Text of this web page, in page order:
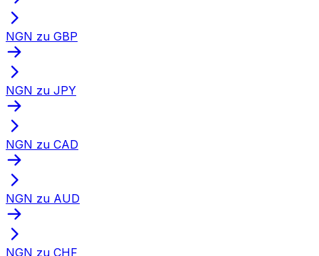
NGN zu GBP
NGN zu JPY
NGN zu CAD
NGN zu AUD
NGN zu CHF